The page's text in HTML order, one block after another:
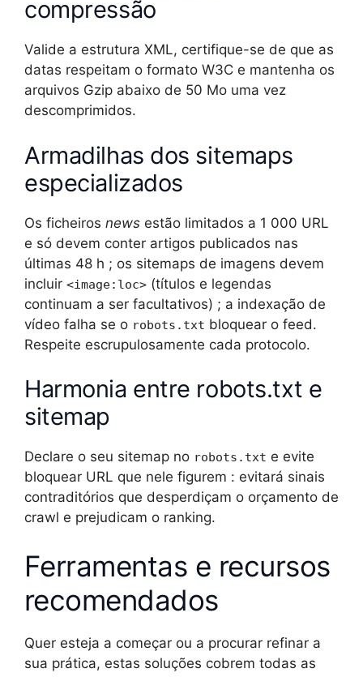
compressão
Valide a estrutura XML, certifique-se de que as
datas respeitam o formato W3C e mantenha os
arquivos Gzip abaixo de 50 Mo uma vez
descomprimidos.
Armadilhas dos sitemaps
especializados
Os ficheiros news estão limitados a 1 000 URL
e só devem conter artigos publicados nas
últimas 48 h ; os sitemaps de imagens devem
incluir <image:loc> (títulos e legendas
continuam a ser facultativos) ; a indexação de
vídeo falha se o robots.txt bloquear o feed.
Respeite escrupulosamente cada protocolo.
Harmonia entre robots.txt e
sitemap
Declare o seu sitemap no robots.txt e evite
bloquear URL que nele figurem : evitará sinais
contraditórios que desperdiçam o orçamento de
crawl e prejudicam o ranking.
Ferramentas e recursos
recomendados
Quer esteja a começar ou a procurar refinar a
sua prática, estas soluções cobrem todas as